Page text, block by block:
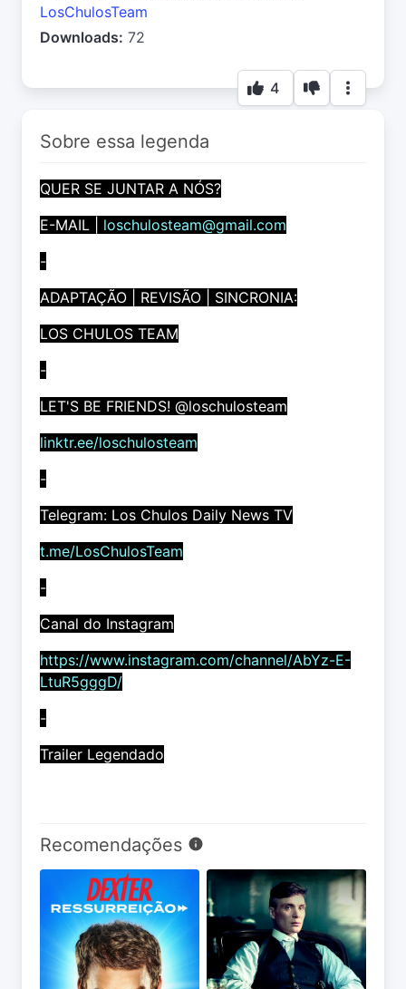
LosChulosTeam
Downloads: 72
4
Sobre essa legenda
QUER SE JUNTAR A NÓS?
E-MAIL | loschulosteam@gmail.com
-
ADAPTAÇÃO | REVISÃO | SINCRONIA:
LOS CHULOS TEAM
-
LET'S BE FRIENDS! @loschulosteam
linktr.ee/loschulosteam
-
Telegram: Los Chulos Daily News TV
t.me/LosChulosTeam
-
Canal do Instagram
https://www.instagram.com/channel/AbYz-E-
LtuR5gggD/
-
Trailer Legendado
Recomendações